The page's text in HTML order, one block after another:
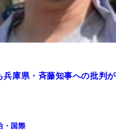
庫県・斉藤知事への批判が
・国際